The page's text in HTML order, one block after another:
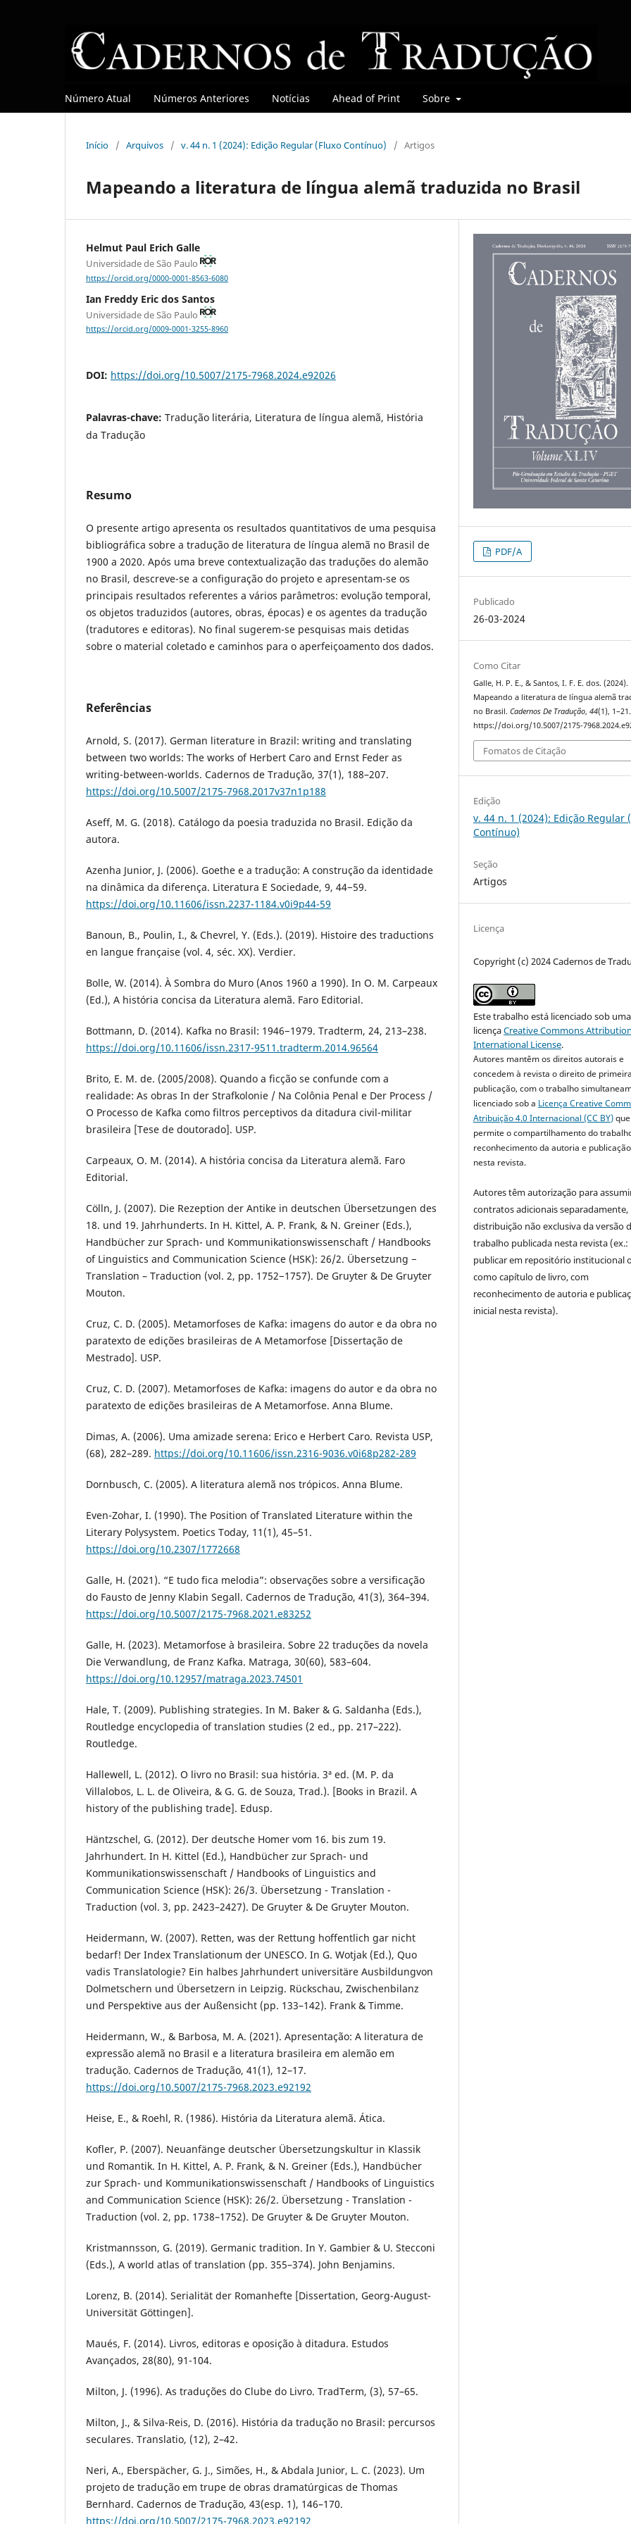
Número Atual Números Anteriores Notícias Ahead of Print Sobre
Início / Arquivos / v. 44 n. 1 (2024): Edição Regular (Fluxo Contínuo) / Artigos
Mapeando a literatura de língua alemã traduzida no Brasil
Helmut Paul Erich Galle
Universidade de São Paulo
https://orcid.org/0000-0001-8563-6080
Ian Freddy Eric dos Santos
Universidade de São Paulo
https://orcid.org/0009-0001-3255-8960
DOI: https://doi.org/10.5007/2175-7968.2024.e92026
Palavras-chave: Tradução literária, Literatura de língua alemã, História
da Tradução
Resumo
O presente artigo apresenta os resultados quantitativos de uma pesquisa
bibliográfica sobre a tradução de literatura de língua alemã no Brasil de
1900 a 2020. Após uma breve contextualização das traduções do alemão
no Brasil, descreve-se a configuração do projeto e apresentam-se os
principais resultados referentes a vários parâmetros: evolução temporal,
os objetos traduzidos (autores, obras, épocas) e os agentes da tradução
(tradutores e editoras). No final sugerem-se pesquisas mais detidas
sobre o material coletado e caminhos para o aperfeiçoamento dos dados.
Referências
Arnold, S. (2017). German literature in Brazil: writing and translating
between two worlds: The works of Herbert Caro and Ernst Feder as
writing-between-worlds. Cadernos de Tradução, 37(1), 188–207.
https://doi.org/10.5007/2175-7968.2017v37n1p188
Aseff, M. G. (2018). Catálogo da poesia traduzida no Brasil. Edição da
autora.
Azenha Junior, J. (2006). Goethe e a tradução: A construção da identidade
na dinâmica da diferença. Literatura E Sociedade, 9, 44−59.
https://doi.org/10.11606/issn.2237-1184.v0i9p44-59
Banoun, B., Poulin, I., & Chevrel, Y. (Eds.). (2019). Histoire des traductions
en langue française (vol. 4, séc. XX). Verdier.
Bolle, W. (2014). À Sombra do Muro (Anos 1960 a 1990). In O. M. Carpeaux
(Ed.), A história concisa da Literatura alemã. Faro Editorial.
Bottmann, D. (2014). Kafka no Brasil: 1946−1979. Tradterm, 24, 213–238.
https://doi.org/10.11606/issn.2317-9511.tradterm.2014.96564
Brito, E. M. de. (2005/2008). Quando a ficção se confunde com a
realidade: As obras In der Strafkolonie / Na Colônia Penal e Der Process /
O Processo de Kafka como filtros perceptivos da ditadura civil-militar
brasileira [Tese de doutorado]. USP.
Carpeaux, O. M. (2014). A história concisa da Literatura alemã. Faro
Editorial.
Cölln, J. (2007). Die Rezeption der Antike in deutschen Übersetzungen des
18. und 19. Jahrhunderts. In H. Kittel, A. P. Frank, & N. Greiner (Eds.),
Handbücher zur Sprach- und Kommunikationswissenschaft / Handbooks
of Linguistics and Communication Science (HSK): 26/2. Übersetzung −
Translation – Traduction (vol. 2, pp. 1752−1757). De Gruyter & De Gruyter
Mouton.
Cruz, C. D. (2005). Metamorfoses de Kafka: imagens do autor e da obra no
paratexto de edições brasileiras de A Metamorfose [Dissertação de
Mestrado]. USP.
Cruz, C. D. (2007). Metamorfoses de Kafka: imagens do autor e da obra no
paratexto de edições brasileiras de A Metamorfose. Anna Blume.
Dimas, A. (2006). Uma amizade serena: Erico e Herbert Caro. Revista USP,
(68), 282–289. https://doi.org/10.11606/issn.2316-9036.v0i68p282-289
Dornbusch, C. (2005). A literatura alemã nos trópicos. Anna Blume.
Even-Zohar, I. (1990). The Position of Translated Literature within the
Literary Polysystem. Poetics Today, 11(1), 45–51.
https://doi.org/10.2307/1772668
Galle, H. (2021). “E tudo fica melodia”: observações sobre a versificação
do Fausto de Jenny Klabin Segall. Cadernos de Tradução, 41(3), 364–394.
https://doi.org/10.5007/2175-7968.2021.e83252
Galle, H. (2023). Metamorfose à brasileira. Sobre 22 traduções da novela
Die Verwandlung, de Franz Kafka. Matraga, 30(60), 583–604.
https://doi.org/10.12957/matraga.2023.74501
Hale, T. (2009). Publishing strategies. In M. Baker & G. Saldanha (Eds.),
Routledge encyclopedia of translation studies (2 ed., pp. 217–222).
Routledge.
Hallewell, L. (2012). O livro no Brasil: sua história. 3ª ed. (M. P. da
Villalobos, L. L. de Oliveira, & G. G. de Souza, Trad.). [Books in Brazil. A
history of the publishing trade]. Edusp.
Häntzschel, G. (2012). Der deutsche Homer vom 16. bis zum 19.
Jahrhundert. In H. Kittel (Ed.), Handbücher zur Sprach- und
Kommunikationswissenschaft / Handbooks of Linguistics and
Communication Science (HSK): 26/3. Übersetzung - Translation -
Traduction (vol. 3, pp. 2423–2427). De Gruyter & De Gruyter Mouton.
Heidermann, W. (2007). Retten, was der Rettung hoffentlich gar nicht
bedarf! Der Index Translationum der UNESCO. In G. Wotjak (Ed.), Quo
vadis Translatologie? Ein halbes Jahrhundert universitäre Ausbildungvon
Dolmetschern und Übersetzern in Leipzig. Rückschau, Zwischenbilanz
und Perspektive aus der Außensicht (pp. 133–142). Frank & Timme.
Heidermann, W., & Barbosa, M. A. (2021). Apresentação: A literatura de
expressão alemã no Brasil e a literatura brasileira em alemão em
tradução. Cadernos de Tradução, 41(1), 12–17.
https://doi.org/10.5007/2175-7968.2023.e92192
Heise, E., & Roehl, R. (1986). História da Literatura alemã. Ática.
Kofler, P. (2007). Neuanfänge deutscher Übersetzungskultur in Klassik
und Romantik. In H. Kittel, A. P. Frank, & N. Greiner (Eds.), Handbücher
zur Sprach- und Kommunikationswissenschaft / Handbooks of Linguistics
and Communication Science (HSK): 26/2. Übersetzung - Translation -
Traduction (vol. 2, pp. 1738–1752). De Gruyter & De Gruyter Mouton.
Kristmannsson, G. (2019). Germanic tradition. In Y. Gambier & U. Stecconi
(Eds.), A world atlas of translation (pp. 355–374). John Benjamins.
Lorenz, B. (2014). Serialität der Romanhefte [Dissertation, Georg-August-
Universität Göttingen].
Maués, F. (2014). Livros, editoras e oposição à ditadura. Estudos
Avançados, 28(80), 91-104.
Milton, J. (1996). As traduções do Clube do Livro. TradTerm, (3), 57–65.
Milton, J., & Silva-Reis, D. (2016). História da tradução no Brasil: percursos
seculares. Translatio, (12), 2–42.
Neri, A., Eberspächer, G. J., Simões, H., & Abdala Junior, L. C. (2023). Um
projeto de tradução em trupe de obras dramatúrgicas de Thomas
Bernhard. Cadernos de Tradução, 43(esp. 1), 146–170.
https://doi.org/10.5007/2175-7968.2023.e92192
PDF/A
Publicado
26-03-2024
Como Citar
Galle, H. P. E., & Santos, I. F. E. dos. (2024).
Mapeando a literatura de língua alemã
no Brasil.Cadernos De Tradução,44(1), 1–21.
https://doi.org/10.5007/2175-
Fomatos de Citação
Edição
v. 44 n. 1 (2024): Edição Regular
Contínuo)
Seção
Artigos
Licença
Copyright (c) 2024 Cadernos de
Este trabalho está licenciado sob uma
licençaCreative Commons
International License.
Autores mantêm os direitos autorais e
concedem à revista o direito de
publicação, com o trabalho
licenciado sob a Licença Creative
Atribuição 4.0 Internacional (CC BY)que
permite o compartilhamento do
reconhecimento da autoria e
nesta revista.
Autores têm autorização para
contratos adicionais separadamente,
distribuição não exclusiva da versão
trabalho publicada nesta revista (ex.:
publicar em repositório institucional
como capítulo de livro, com
reconhecimento de autoria e
inicial nesta revista).